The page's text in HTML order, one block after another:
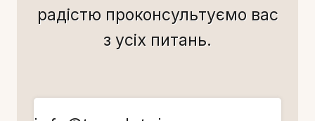
радістю проконсультуємо вас
з усіх питань.